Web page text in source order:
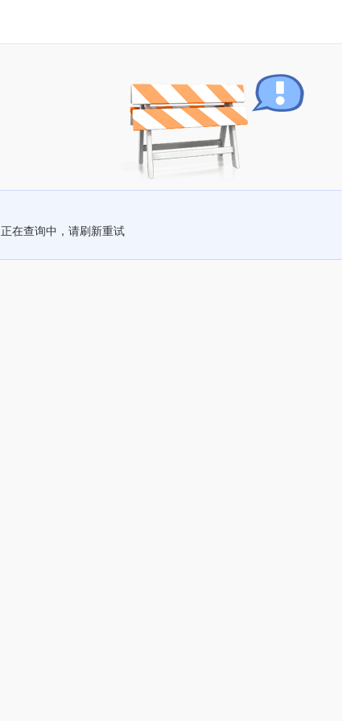
正在查询中，请刷新重试